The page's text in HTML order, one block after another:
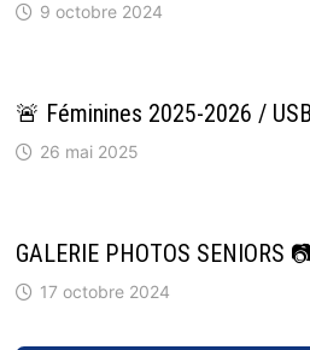
9 octobre 2024
🚨 Féminines 2025-2026 /
26 mai 2025
GALERIE PHOTOS SENIORS
17 octobre 2024